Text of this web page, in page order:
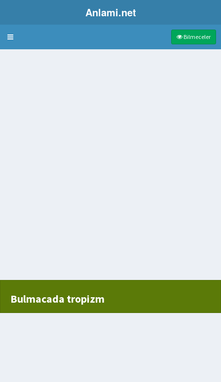
Anlami.net
Bulmaca Bilmeceler
Bulmacada tropizm